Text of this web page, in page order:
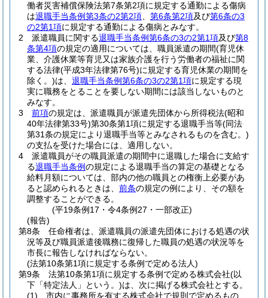
働者災害補償保険法第7条第2項に規定する通勤による傷病
は退職手当条例第3条の2第2項 第6条第2項及び第6条の3
の2第1項に規定する通勤による傷病とみなす。
2
派遣職員に関する退職手当条例第6条の3の2第1項及び第8
条第4項の規定の適用については、職員派遣の期間(育児休
業、介護休業等育児又は家族介護を行う労働者の福祉に関
する法律(平成3年法律第76号)に規定する育児休業の期間を
除く。)は、 退職手当条例第6条の3の2第1項に規定する現
実に職務をとることを要しない期間には該当しないものと
みなす。
3
前項の規定は、派遣職員が派遣先団体から所得税法(昭和
40年法律第33号)第30条第1項に規定する退職手当等(同法
第31条の規定により退職手当等とみなされるものを含む。)
の支払を受けた場合には、適用しない。
4
派遣職員がその職員派遣の期間中に退職した場合に支給す
る退職手当条例の規定による退職手当の算定の基礎となる
給料月額については、部内の他の職員との権衡上必要があ
ると認められるときは、 前条の規定の例により、その額を
調整することができる。
(平19条例17・令4条例27・一部改正)
(報告)
第8条
任命権者は、派遣職員の派遣先団体における処遇の状
況等及び職員派遣後職務に復帰した職員の処遇の状況等を
市長に報告しなければならない。
(法第10条第1項に規定する条例で定める法人)
第9条
法第10条第1項に規定する条例で定める株式会社(以
下「特定法人」という。)は、次に掲げる株式会社とする。
(1)
市内に事務所を有する株式会社で規則で定めるもの